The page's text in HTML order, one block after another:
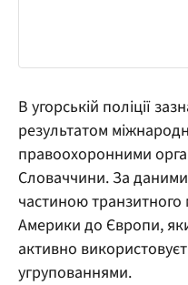
В угорській поліції
результатом
правоохоронними
Словаччини. За
частиною транзитного
Америки до Європи,
активно
угрупованнями.